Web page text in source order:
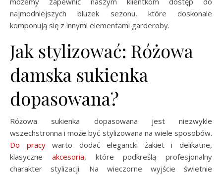
najmodniejszych bluzek sezonu, które doskonale
komponują się z innymi elementami garderoby.
Jak stylizować: Różowa
damska sukienka
dopasowana?
Różowa sukienka dopasowana jest niezwykle
wszechstronna i może być stylizowana na wiele sposobów.
Do pracywarto dodać elegancki żakiet i delikatne,
klasyczne akcesoria, które podkreślą profesjonalny
charakter stylizacji. Na wieczorne wyjście świetnie